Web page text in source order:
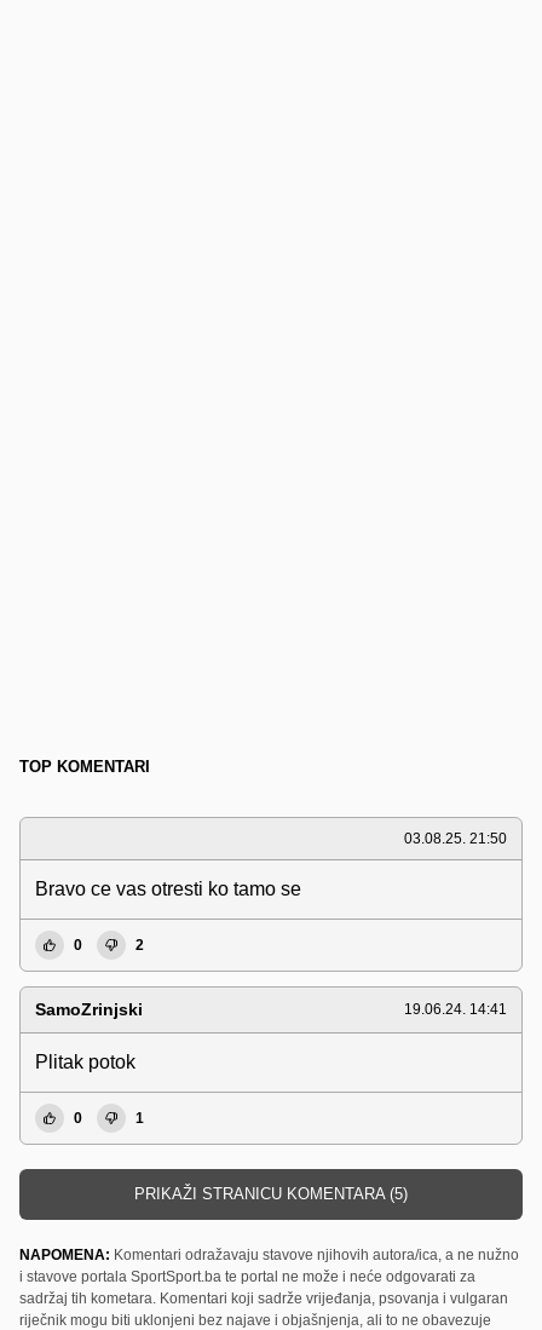
TOP KOMENTARI
03.08.25. 21:50
Bravo ce vas otresti ko tamo se
0 2
SamoZrinjski 19.06.24. 14:41
Plitak potok
0 1
PRIKAŽI STRANICU KOMENTARA (5)
NAPOMENA: Komentari odražavaju stavove njihovih autora/ica, a ne nužno
i stavove portala SportSport.ba te portal ne može i neće odgovarati za
sadržaj tih kometara. Komentari koji sadrže vrijeđanja, psovanja i vulgaran
riječnik mogu biti uklonjeni bez najave i objašnjenja, ali to ne obavezuje